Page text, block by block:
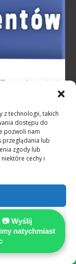
z technologii, takich
dostępu do
pozwoli nam
przeglądania lub
zgody lub
cechy i
z OC sprawcy!
📷 Wyślij
natychmiast